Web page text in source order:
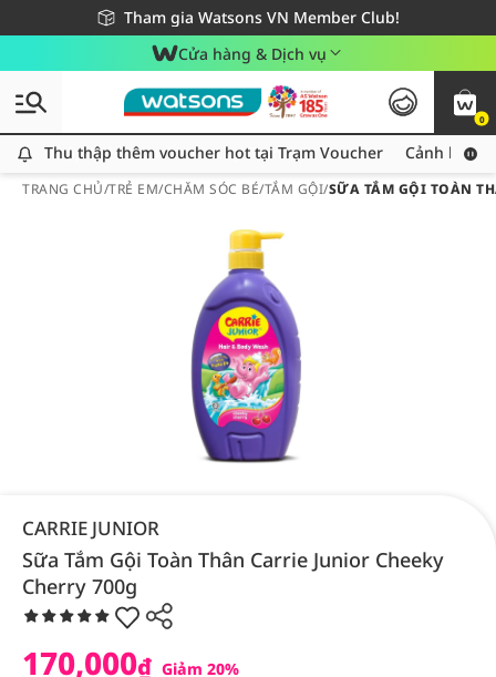
Tham gia Watsons VN Member Club!
Miễn phí giao hàng cho đơn hàng từ 249,000Đ
Giao hàng nhanh 24h - Áp dụng khu vực TP. Hồ Chí Minh
Cửa hàng & Dịch vụ
0
Thu thập thêm voucher hot tại Trạm Voucher
Thu thập thêm voucher hot tại Trạm Voucher Cảnh báo
TRANG CHỦ/TRẺ EM/CHĂM SÓC BÉ/TẮM GỘI/SỮA TẮM GỘI TOÀN
CARRIE JUNIOR
Sữa Tắm Gội Toàn Thân Carrie Junior Cheeky
Cherry 700g
170,000₫ Giảm 20%